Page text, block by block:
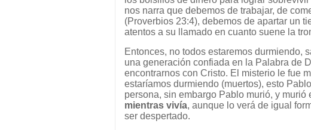
nos narra que debemos de trabajar, de
(Proverbios 23:4), debemos de apartar un
atentos a su llamado en cuanto suene la
Entonces, no todos estaremos durmiendo,
una generación confiada en la Palabra de
encontrarnos con Cristo. El misterio le fue
estaríamos durmiendo (muertos), esto
persona, sin embargo Pablo murió, y murió
mientras vivía, aunque lo verá de igual
ser despertado.